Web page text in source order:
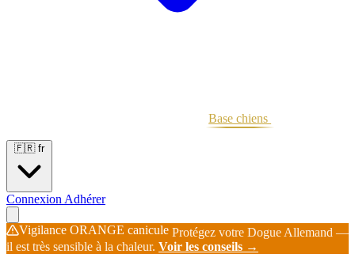
Base chiens
🇫🇷 fr
Connexion Adhérer
Vigilance ORANGE canicule Protégez votre Dogue Allemand —
il est très sensible à la chaleur. Voir les conseils →